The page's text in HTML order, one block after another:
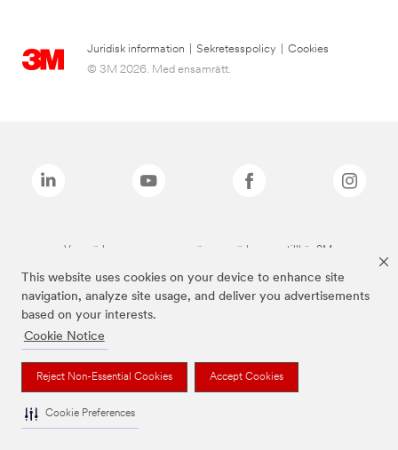
This website uses cookies on your device to enhance site
navigation, analyze site usage, and deliver you advertisements
based on your interests.
Cookie Notice
Reject Non-Essential Cookies Accept Cookies
Cookie Preferences
Juridisk information Sekretesspolicy
Cookies
© 3M 2026. Med ensamrätt.
Varumärken som anges ovan är varumärken som tillhör 3M.